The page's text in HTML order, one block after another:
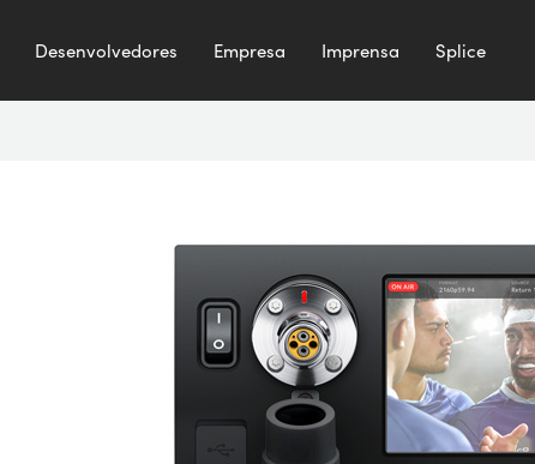
Desenvolvedores Empresa Imprensa Splice